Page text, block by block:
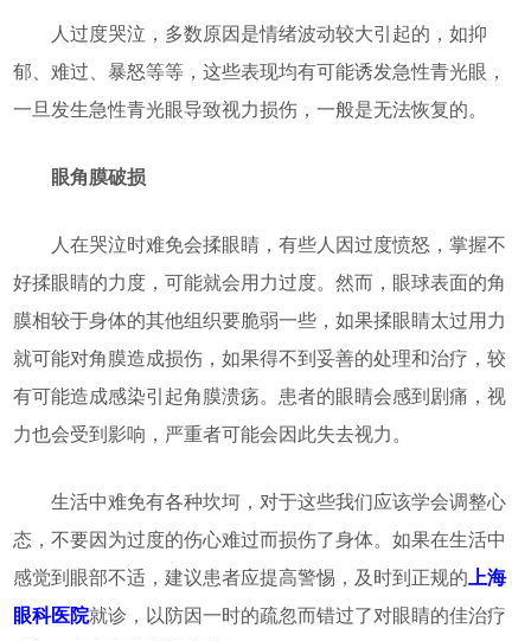
人过度哭泣，多数原因是情绪波动较大引起的，如抑
郁、难过、暴怒等等，这些表现均有可能诱发急性青光眼，
一旦发生急性青光眼导致视力损伤，一般是无法恢复的。
眼角膜破损
人在哭泣时难免会揉眼睛，有些人因过度愤怒，掌握不
好揉眼睛的力度，可能就会用力过度。然而，眼球表面的角
膜相较于身体的其他组织要脆弱一些，如果揉眼睛太过用力
就可能对角膜造成损伤，如果得不到妥善的处理和治疗，较
有可能造成感染引起角膜溃疡。患者的眼睛会感到剧痛，视
力也会受到影响，严重者可能会因此失去视力。
生活中难免有各种坎坷，对于这些我们应该学会调整心
态，不要因为过度的伤心难过而损伤了身体。如果在生活中
感觉到眼部不适，建议患者应提高警惕，及时到正规的 上海
眼科医院就诊，以防因一时的疏忽而错过了对眼睛的佳治疗